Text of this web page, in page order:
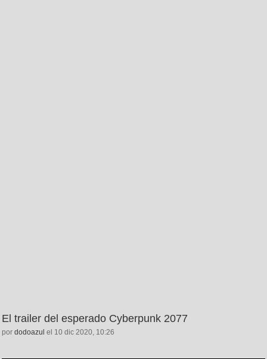
El trailer del esperado Cyberpunk 2077
por dodoazul el 10 dic 2020, 10:26